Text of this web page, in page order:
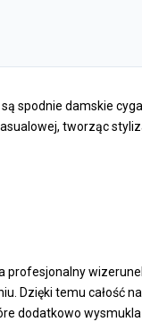
spodnie damskie
tworząc
profesjonalny
Dzięki temu całość
dodatkowo wysmukla